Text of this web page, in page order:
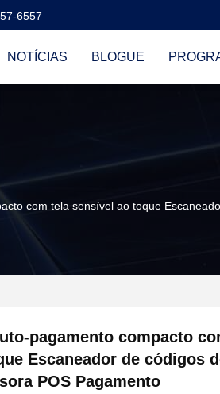
6557
NOTÍCIAS BLOGUE
com tela sensível ao toque
pagamento compacto
Escaneador de códigos
POS Pagamento